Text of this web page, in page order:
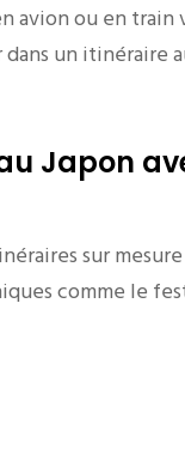
avion ou en train
un itinéraire
Japon
sur
comme le